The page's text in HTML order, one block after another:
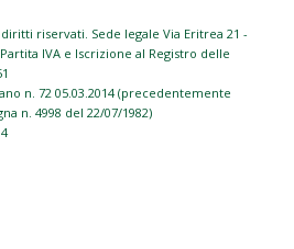
riservati. Sede legale Via Eritrea 21 -
IVA e Iscrizione al Registro delle
n. 72 05.03.2014 (precedentemente
n. 4998 del 22/07/1982)